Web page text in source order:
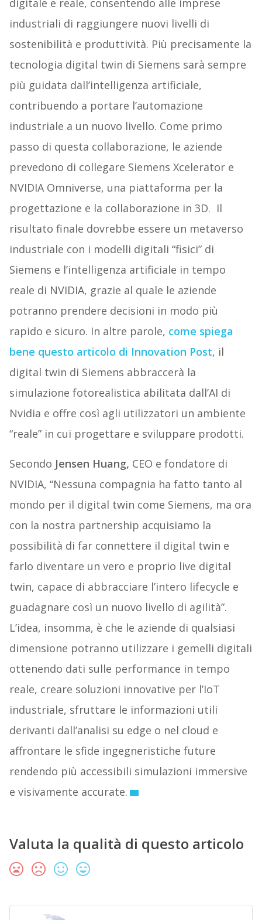
digitale e reale, consentendo alle imprese
industriali di raggiungere nuovi livelli di
sostenibilità e produttività. Più precisamente la
tecnologia digital twin di Siemens sarà sempre
più guidata dall’intelligenza artificiale,
contribuendo a portare l’automazione
industriale a un nuovo livello. Come primo
passo di questa collaborazione, le aziende
prevedono di collegare Siemens Xcelerator e
NVIDIA Omniverse, una piattaforma per la
progettazione e la collaborazione in 3D. Il
risultato finale dovrebbe essere un metaverso
industriale con i modelli digitali “fisici” di
Siemens e l’intelligenza artificiale in tempo
reale di NVIDIA, grazie al quale le aziende
potranno prendere decisioni in modo più
rapido e sicuro. In altre parole, come spiega
bene questo articolo di Innovation Post, il
digital twin di Siemens abbraccerà la
simulazione fotorealistica abilitata dall’AI di
Nvidia e offre così agli utilizzatori un ambiente
“reale” in cui progettare e sviluppare prodotti.
Secondo Jensen Huang, CEO e fondatore di
NVIDIA, “Nessuna compagnia ha fatto tanto al
mondo per il digital twin come Siemens, ma ora
con la nostra partnership acquisiamo la
possibilità di far connettere il digital twin e
farlo diventare un vero e proprio live digital
twin, capace di abbracciare l’intero lifecycle e
guadagnare così un nuovo livello di agilità”.
L’idea, insomma, è che le aziende di qualsiasi
dimensione potranno utilizzare i gemelli digitali
ottenendo dati sulle performance in tempo
reale, creare soluzioni innovative per l’IoT
industriale, sfruttare le informazioni utili
derivanti dall’analisi su edge o nel cloud e
affrontare le sfide ingegneristiche future
rendendo più accessibili simulazioni immersive
e visivamente accurate.
Valuta la qualità di questo articolo